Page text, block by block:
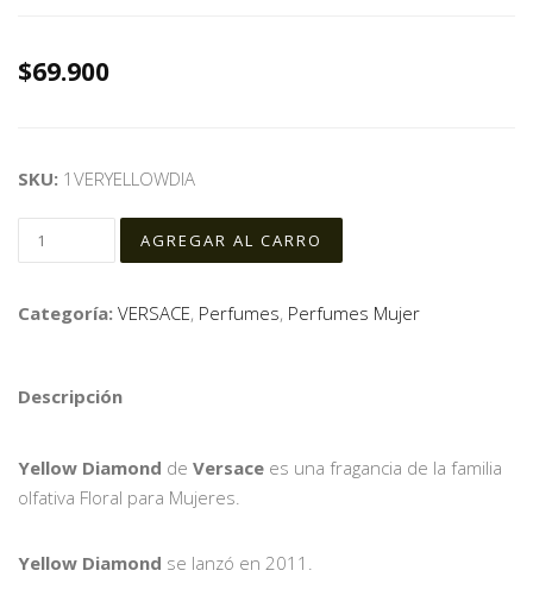
$69.900
SKU: 1VERYELLOWDIA
Categoría: VERSACE, Perfumes, Perfumes Mujer
Descripción
Yellow Diamond de Versace es una fragancia de la familia
olfativa Floral para Mujeres.
Yellow Diamond se lanzó en 2011.